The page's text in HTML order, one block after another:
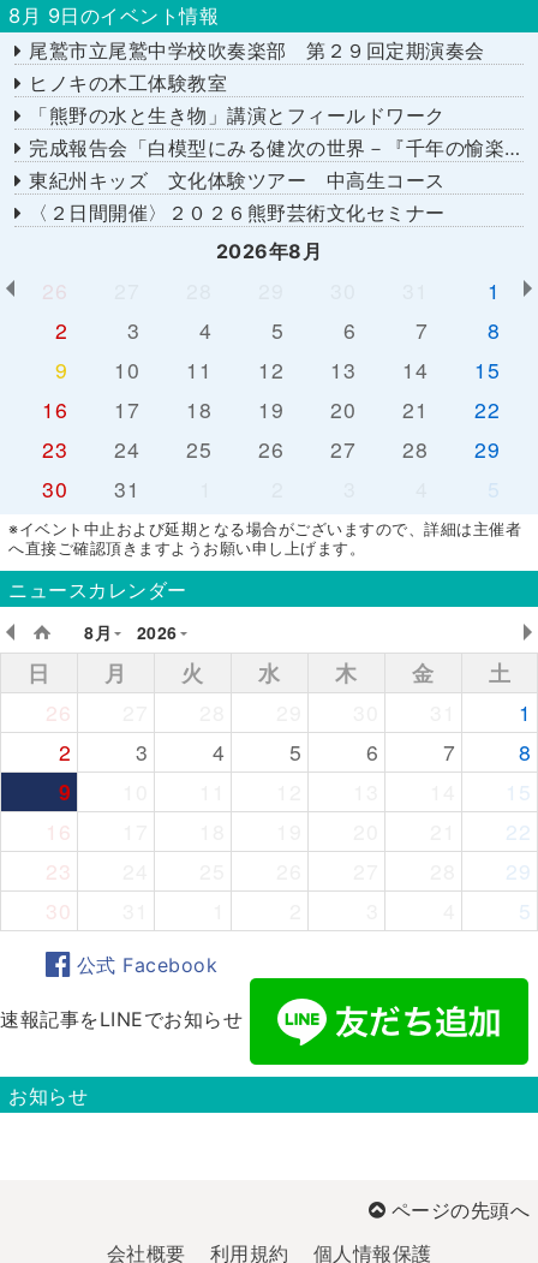
8月 9日のイベント情報
尾鷲市立尾鷲中学校吹奏楽部 第２９回定期演奏会
ヒノキの木工体験教室
「熊野の水と生き物」講演とフィールドワーク
完成報告会「白模型にみる健次の世界－『千年の愉楽』『奇蹟』より－」
東紀州キッズ 文化体験ツアー 中高生コース
〈２日間開催〉２０２６熊野芸術文化セミナー
2026年8月
26
1
2
3 4 5 6 7
8
9
10 11 12 13 14
15
16
17 18 19 20 21
22
23
24 25 26 27 28
29
30
31 5
※イベント中止および延期となる場合がございますので、詳細は主催者
へ直接ご確認頂きますようお願い申し上げます。
ニュースカレンダー
8月
2026
日 月 火 水 木 金
土
26
1
2
3 4 5 6 7
8
9
15
16
22
23
29
30
5
公式 Facebook
速報記事をLINEでお知らせ
お知らせ
ページの先頭へ
会社概要
利用規約 個人情報保護